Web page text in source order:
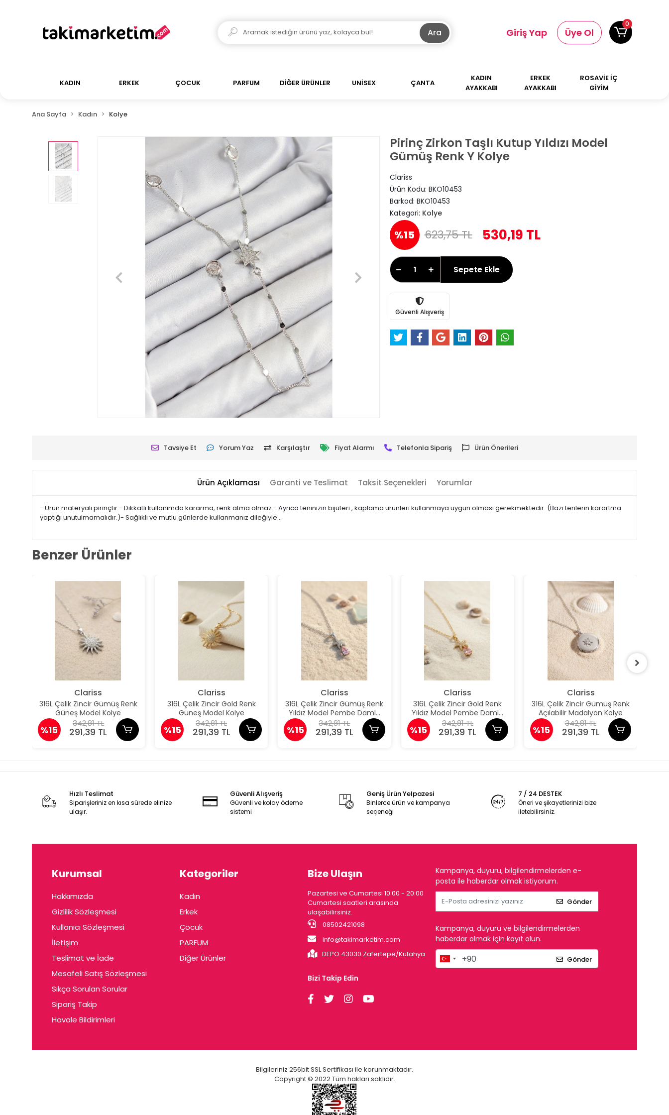
Ara Giriş Yap Üye Ol
0
KADIN ERKEK ÇOCUK PARFUM DİĞER ÜRÜNLER UNİSEX ÇANTA
KADIN
AYAKKABI
ERKEK
AYAKKABI
ROSAVİE İÇ
GİYİM
Ana Sayfa Kadın Kolye
Pirinç Zirkon Taşlı Kutup Yıldızı Model
Gümüş Renk Y Kolye
Clariss
Ürün Kodu: BKO10453
Barkod: BKO10453
Kategori: Kolye
%15 623,75 TL 530,19 TL
Sepete Ekle
Güvenli Alışveriş
Tavsiye Et Yorum Yaz Karşılaştır Fiyat Alarmı Telefonla Sipariş Ürün Önerileri
Ürün Açıklaması Garanti ve Teslimat Taksit Seçenekleri Yorumlar
- Ürün materyali pirinçtir.- Dikkatli kullanımda kararma, renk atma olmaz.- Ayrıca teninizin bijuteri , kaplama ürünleri kullanmaya uygun olması gerekmektedir. (Bazı tenlerin karartma
yaptığı unutulmamalıdır.)- Sağlıklı ve mutlu günlerde kullanmanız dileğiyle...
Benzer Ürünler
Clariss
316L Çelik Zincir Gümüş Renk
Güneş Model Kolye
%15
342,81 TL
291,39 TL
Clariss
316L Çelik Zincir Gold Renk
Güneş Model Kolye
%15
342,81 TL
291,39 TL
Clariss
316L Çelik Zincir Gümüş Renk
Yıldız Model Pembe Damla
Taş Model Kolye
%15
342,81 TL
291,39 TL
Clariss
316L Çelik Zincir Gold Renk
Yıldız Model Pembe Damla
Taş Model Kolye
%15
342,81 TL
291,39 TL
Clariss
316L Çelik Zincir Gümüş Renk
Açılabilir Madalyon Kolye
%15
342,81 TL
291,39 TL
Hızlı Teslimat
Siparişleriniz en kısa sürede elinize
ulaşır.
Güvenli Alışveriş
Güvenli ve kolay ödeme
sistemi
Geniş Ürün Yelpazesi
Binlerce ürün ve kampanya
seçeneği
7 / 24 DESTEK
Öneri ve şikayetlerinizi bize
iletebilirsiniz.
Kurumsal
Hakkımızda
Gizlilik Sözleşmesi
Kullanıcı Sözleşmesi
İletişim
Teslimat ve İade
Mesafeli Satış Sözleşmesi
Sıkça Sorulan Sorular
Sipariş Takip
Havale Bildirimleri
Kategoriler
Kadın
Erkek
Çocuk
PARFUM
Diğer Ürünler
Bize Ulaşın
Pazartesi ve Cumartesi 10:00 - 20:00
Cumartesi saatleri arasında
ulaşabilirsiniz.
08502421098
info@takimarketim.com
DEPO 43030 Zafertepe/Kütahya
Bizi Takip Edin
Kampanya, duyuru, bilgilendirmelerden e-
posta ile haberdar olmak istiyorum.
Gönder
Kampanya, duyuru ve bilgilendirmelerden
haberdar olmak için kayıt olun.
Gönder
Bilgileriniz 256bit SSL Sertifikası ile korunmaktadır.
Copyright © 2022 Tüm hakları saklıdır.